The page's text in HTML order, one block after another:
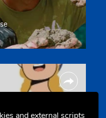
and external scripts